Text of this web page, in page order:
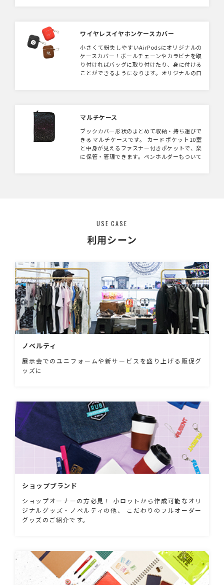
ワイヤレスイヤホンケースカバー
小さくて紛失しやすいAirPodsにオリジナルの
ケースカバー！ボールチェーンやカラビナを取
り付ければバッグに取り付けたり、身に付ける
ことができるようになります。オリジナルのロ
マルチケース
ブックカバー形状のまとめて収納・持ち運びで
きるマルチケースです。 カードポケット10室
と中身が見えるファスナー付きポケットで、楽
に保管・管理できます。ペンホルダーもついて
USE CASE
利用シーン
ノベルティ
展示会でのユニフォームや新サービスを盛り上げる販促グ
ッズに
ショップブランド
ショップオーナーの方必見！ 小ロットから作成可能なオリ
ジナルグッズ・ノベルティの他、 こだわりのフルオーダー
グッズのご紹介です。